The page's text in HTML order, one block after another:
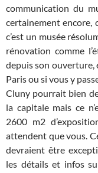
communication du
certainement encore,
c’est un musée
rénovation comme
depuis son ouverture,
Paris ou si vous y
Cluny pourrait bien
la capitale mais ce
2600 m2
attendent que vous.
devraient être
les détails et infos